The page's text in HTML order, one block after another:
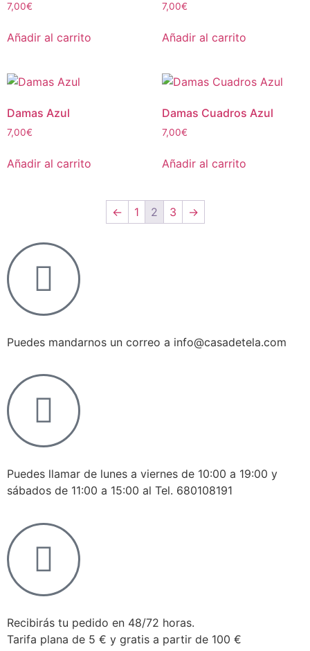
7,00€
Añadir al carrito
7,00€
Añadir al carrito
Damas Azul
7,00€
Añadir al carrito
Damas Cuadros Azul
7,00€
Añadir al carrito
← 1 2 3 →
Puedes mandarnos un correo a info@casadetela.com
Puedes llamar de lunes a viernes de 10:00 a 19:00 y
sábados de 11:00 a 15:00 al Tel. 680108191
Recibirás tu pedido en 48/72 horas.
Tarifa plana de 5 € y gratis a partir de 100 €